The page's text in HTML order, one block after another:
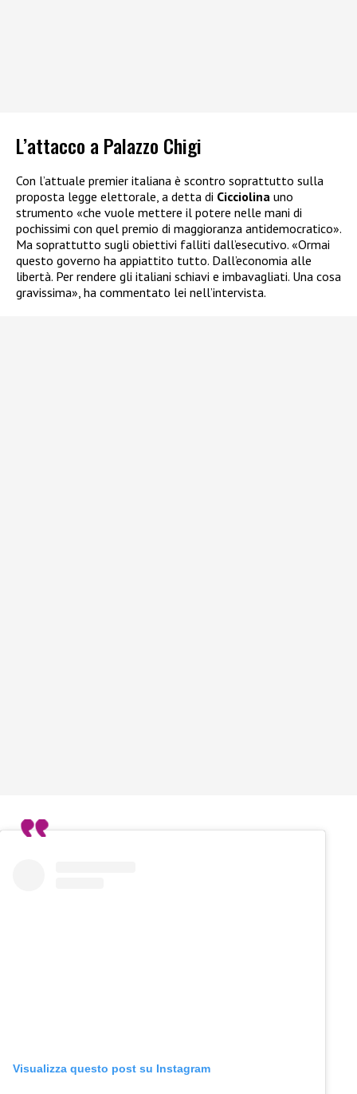
L’attacco a Palazzo Chigi
Con l’attuale premier italiana è scontro soprattutto sulla
proposta legge elettorale, a detta di Cicciolina uno
strumento «che vuole mettere il potere nelle mani di
pochissimi con quel premio di maggioranza antidemocratico».
Ma soprattutto sugli obiettivi falliti dall’esecutivo. «Ormai
questo governo ha appiattito tutto. Dall’economia alle
libertà. Per rendere gli italiani schiavi e imbavagliati. Una cosa
gravissima», ha commentato lei nell’intervista.
Visualizza questo post su Instagram